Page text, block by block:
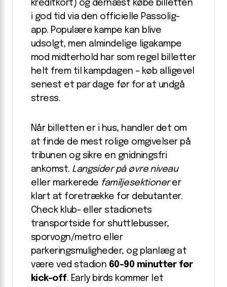
kreditkort) og dernæst købe billetten
i god tid via den officielle Passolig-
app. Populære kampe kan blive
udsolgt, men almindelige ligakampe
mod midterhold har som regel billetter
helt frem til kampdagen – køb alligevel
senest et par dage før for at undgå
stress.
Når billetten er i hus, handler det om
at finde de mest rolige omgivelser på
tribunen og sikre en gnidningsfri
ankomst. Langsider på øvre niveau
eller markerede familjesektionerer
klart at foretrække for debutanter.
Check klub- eller stadionets
transportside for shuttlebusser,
sporvogn/metro eller
parkeringsmuligheder, og planlæg at
være ved stadion 60-90 minutter før
kick-off. Early birds kommer let